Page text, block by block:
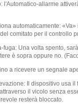
l'Automatico-allarme
automaticamente:
comitato per il controllo
fuga: Una volta spento,
è sopra oppure no.
a ricevere un segnale
Il dispositivo usa
il vicolo senza
resterà bloccato.